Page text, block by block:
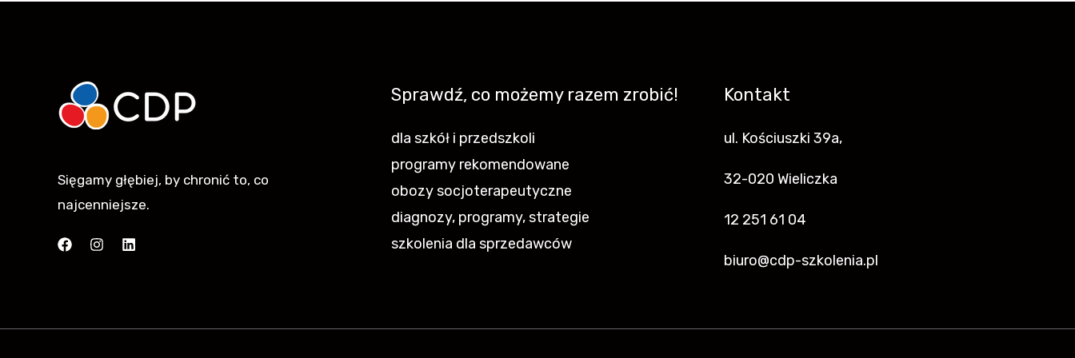
Sięgamy głębiej, by chronić to, co
najcenniejsze.
Sprawdź, co możemy razem zrobić!
dla szkół i przedszkoli
programy rekomendowane
obozy socjoterapeutyczne
diagnozy, programy, strategie
szkolenia dla sprzedawców
Kontakt
ul. Kościuszki 39a,
32-020 Wieliczka
12 251 61 04
biuro@cdp-szkolenia.pl